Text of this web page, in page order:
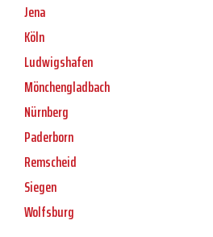
Jena
Köln
Ludwigshafen
Mönchengladbach
Nürnberg
Paderborn
Remscheid
Siegen
Wolfsburg